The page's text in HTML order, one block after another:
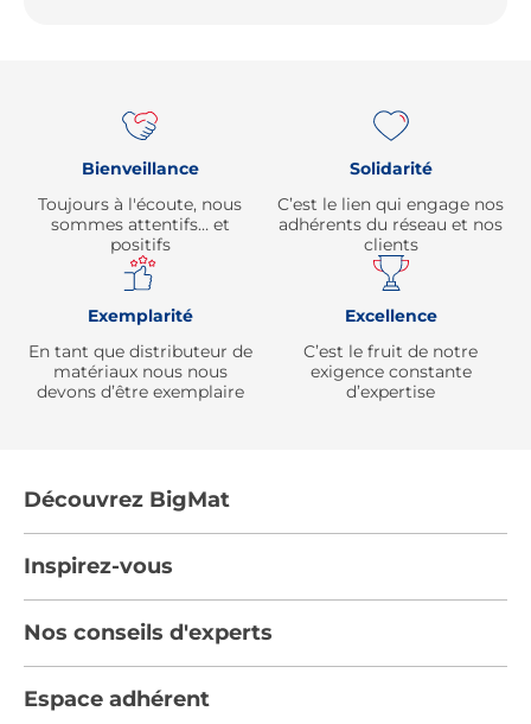
Bienveillance
Toujours à l'écoute, nous
sommes attentifs… et
positifs
Solidarité
C’est le lien qui engage nos
adhérents du réseau et nos
clients
Exemplarité
En tant que distributeur de
matériaux nous nous
devons d’être exemplaire
Excellence
C’est le fruit de notre
exigence constante
d’expertise
Découvrez BigMat
Devenez adhérent
Inspirez-vous
Nos catalogues
Nos conseils d'experts
Espace adhérent